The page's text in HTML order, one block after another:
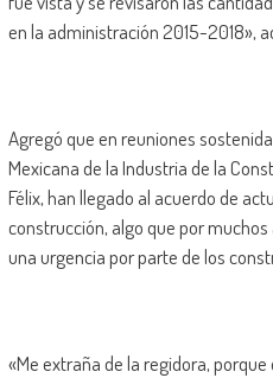
en la administración 2015-2018»,
Agregó que en reuniones
Mexicana de la Industria de la
Félix, han llegado al acuerdo de
construcción, algo que por
una urgencia por parte de los
«Me extraña de la regidora,